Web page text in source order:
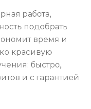
работа,
подобрать
время и
красивую
быстро,
и с гарантией